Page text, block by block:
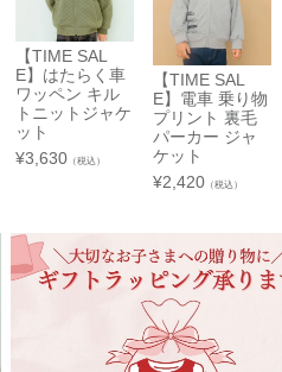
☑ややあり
☐ なし
☑ 普通
☐ かため
☑ 普通
☐ 薄手
☑ なし ☐ 起毛
京成百貨店
茨城県水戸市泉町1丁目6-1
京成百貨店 ７階 子供服売場
2026.08.27 ～ 2026.09.2
東武百貨店 船橋店
子供服売場
【TIME SAL
E】はたらく車
ワッペン キル
トニットジャケ
ット
¥3,630 （税込）
【TIME SAL
E】電車 乗り物
プリント 裏毛
パーカー ジャ
ケット
¥2,420 （税込）